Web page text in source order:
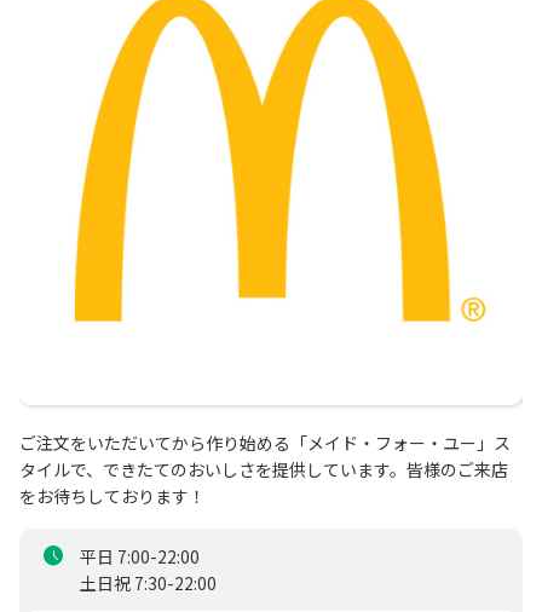
ご注文をいただいてから作り始める「メイド・フォー・ユー」ス
タイルで、できたてのおいしさを提供しています。皆様のご来店
をお待ちしております！
平日 7:00-22:00
土日祝 7:30-22:00